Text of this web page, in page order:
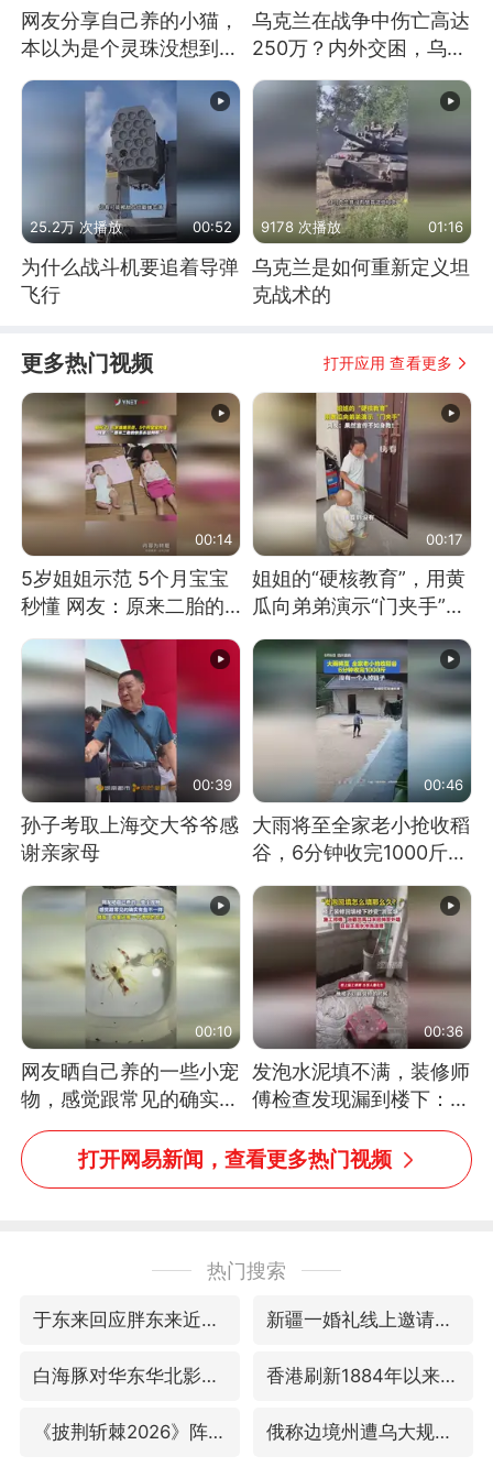
网友分享自己养的小猫，
本以为是个灵珠没想到是
魔丸
乌克兰在战争中伤亡高达
250万？内外交困，乌克
兰这下真没人了！
25.2万 次播放 00:52
为什么战斗机要追着导弹
飞行
9178 次播放 01:16
乌克兰是如何重新定义坦
克战术的
更多热门视频 打开应用 查看更多
00:14
5岁姐姐示范 5个月宝宝
秒懂 网友：原来二胎的
00:17
姐姐的“硬核教育”，用黄
瓜向弟弟演示“门夹手”，
教！
00:39
孙子考取上海交大爷爷感
谢亲家母
00:46
大雨将至全家老小抢收稻
谷，6分钟收完1000斤，
00:10
网友晒自己养的一些小宠
物，感觉跟常见的确实有
些不一样
00:36
发泡水泥填不满，装修师
傅检查发现漏到楼下：出
风口未延伸到外墙
打开网易新闻，查看更多热门视频
热门搜索
于东来回应胖东来近25年老店年底关闭 新疆一婚礼线上邀请引热议
白海豚对华东华北影响会大于巴威 香港刷新1884年以来最高气温纪录
《披荆斩棘2026》阵容官宣 俄称边境州遭乌大规模袭击已致13伤